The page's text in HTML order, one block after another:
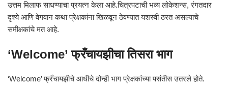
उत्तम मिलाफ साधण्याचा प्रयत्न केला आहे.चित्रपटाची भव्य लोकेशन्स, रंगतदार
दृश्ये आणि वेगवान कथा प्रेक्षकांना खिळवून ठेवण्यात यशस्वी ठरत असल्याचे
समीक्षकांचे मत आहे.
‘Welcome’ फ्रँचायझीचा तिसरा भाग
‘Welcome’ फ्रँचायझीचे आधीचे दोन्ही भाग प्रेक्षकांच्या पसंतीस उतरले होते.